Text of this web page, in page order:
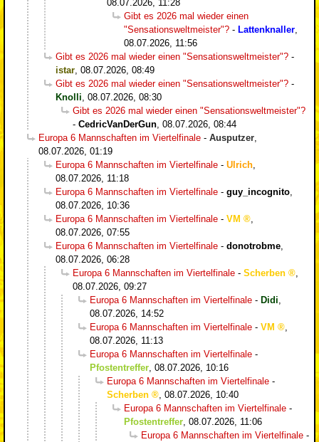
08.07.2026, 11:28
Gibt es 2026 mal wieder einen
"Sensationsweltmeister"? - Lattenknaller
08.07.2026, 11:56
Gibt es 2026 mal wieder einen "Sensationsweltmeister"? -
istar 08.07.2026, 08:49
Gibt es 2026 mal wieder einen "Sensationsweltmeister"? -
Knolli 08.07.2026, 08:30
Gibt es 2026 mal wieder einen "Sensationsweltmeister"?
- CedricVanDerGun 08.07.2026, 08:44
Europa 6 Mannschaften im Viertelfinale - Ausputzer
08.07.2026, 01:19
Europa 6 Mannschaften im Viertelfinale - Ulrich
08.07.2026, 11:18
Europa 6 Mannschaften im Viertelfinale - guy_incognito
08.07.2026, 10:36
Europa 6 Mannschaften im Viertelfinale - VM
08.07.2026, 07:55
Europa 6 Mannschaften im Viertelfinale - donotrobme
08.07.2026, 06:28
Europa 6 Mannschaften im Viertelfinale - Scherben
08.07.2026, 09:27
Europa 6 Mannschaften im Viertelfinale - Didi
08.07.2026, 14:52
Europa 6 Mannschaften im Viertelfinale - VM
08.07.2026, 11:13
Europa 6 Mannschaften im Viertelfinale -
Pfostentreffer 08.07.2026, 10:16
Europa 6 Mannschaften im Viertelfinale -
Scherben
08.07.2026, 10:40
Europa 6 Mannschaften im Viertelfinale -
Pfostentreffer 08.07.2026, 11:06
Europa 6 Mannschaften im Viertelfinale -